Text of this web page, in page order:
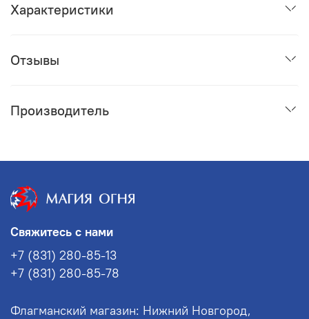
Характеристики
Отзывы
Производитель
Свяжитесь с нами
+7 (831) 280-85-13
+7 (831) 280-85-78
Флагманский магазин: Нижний Новгород,